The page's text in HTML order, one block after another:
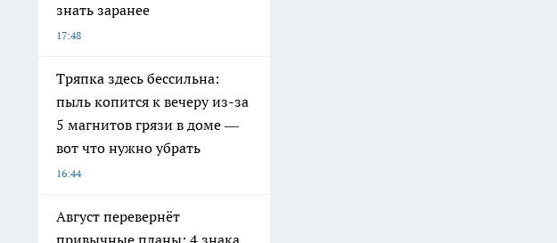
знать заранее
17:48
Тряпка здесь бессильна:
пыль копится к вечеру из-за
5 магнитов грязи в доме —
вот что нужно убрать
16:44
Август перевернёт